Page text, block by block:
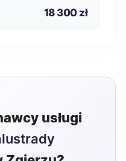
18 300 zł
usługi